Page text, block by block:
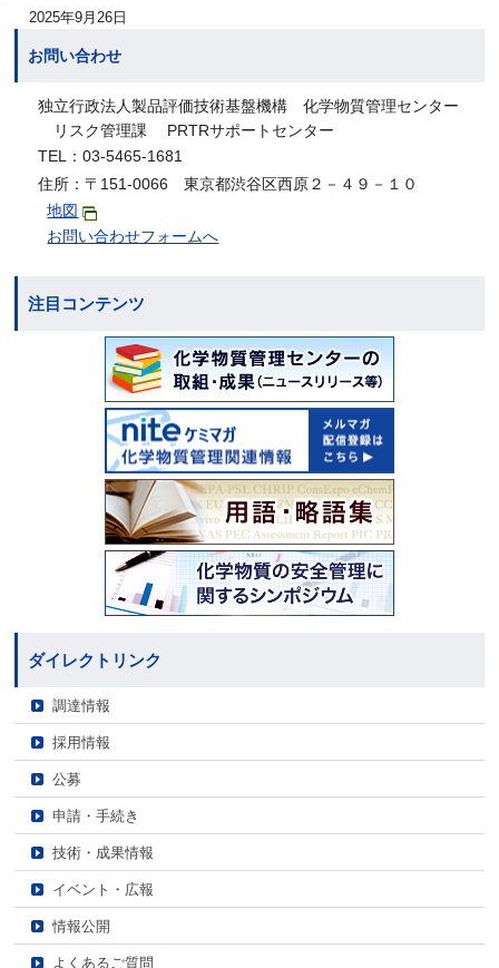
2025年9月26日
お問い合わせ
独立行政法人製品評価技術基盤機構 化学物質管理センター
リスク管理課 PRTRサポートセンター
TEL：03-5465-1681
住所：〒151-0066 東京都渋谷区西原２－４９－１０
地図
お問い合わせフォームへ
注目コンテンツ
ダイレクトリンク
調達情報
採用情報
公募
申請・手続き
技術・成果情報
イベント・広報
情報公開
よくあるご質問